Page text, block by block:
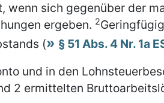
wenn sich gegenüber der
ergeben. 2
(
§ 51 Abs. 4 Nr. 1a
und in den
2 ermittelten